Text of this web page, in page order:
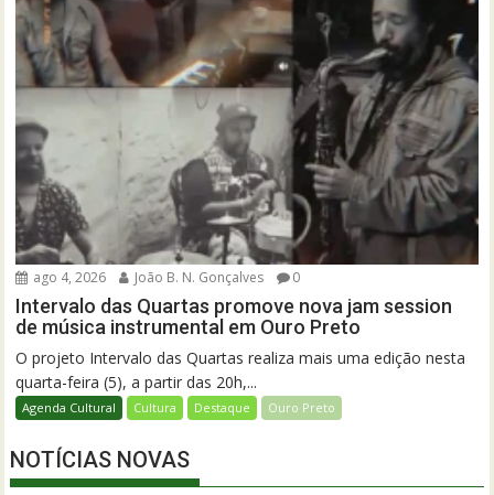
ago 4, 2026 João B. N. Gonçalves 0
Intervalo das Quartas promove nova jam session
de música instrumental em Ouro Preto
O projeto Intervalo das Quartas realiza mais uma edição nesta
quarta-feira (5), a partir das 20h,...
Agenda Cultural Cultura Destaque Ouro Preto
NOTÍCIAS NOVAS